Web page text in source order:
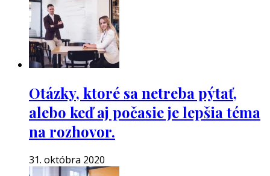
Otázky, ktoré sa netreba pýtať,
alebo keď aj počasie je lepšia téma
na rozhovor.
31. októbra 2020